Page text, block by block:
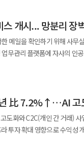
제를 정의하고 AI로 해결하
장 중심 혁신을 추진하겠다는 의
이버가 초거대 AI ‘하이퍼
통해 물류 속도와 재고 정확
“AI는 고객 경험 혁신을 넘어
상품 탐색부터 임직원의 업
를
삼성SDS는 민관협력형 클라
라우드 플랫폼(SCP)이 2025년
웍스 솔루션 역시 올해 3월
다. 여기에 현존하는 최고
관리 플랫폼 2단계 사업'을 통
다. 모바일 협업 기능은 더
개시... 망분리 장
메일을 확인하기 위해 사무
무관리 플랫폼에 자사의 인
나를 추가한 수준을 넘어 철
릿 같은 모바일 기기에서의
지털 플랫폼 정부를 표방하는
우드 기술이
는 상징적 사례다. 사무실 PC
比 7.2%↑…AI 고
도화와 C2C(개인 간 거래)
투자 확대 영향으로 수익성